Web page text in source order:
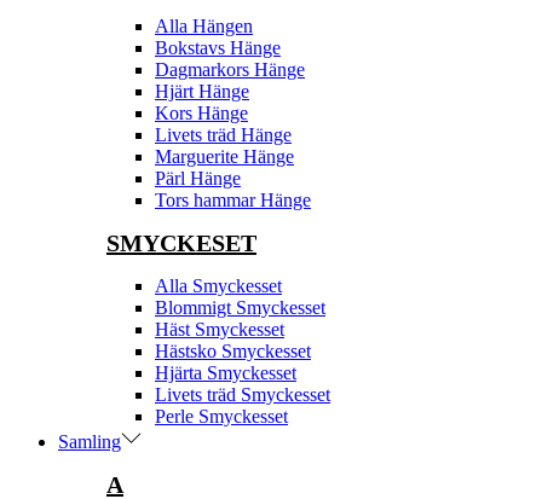
Alla Hängen
Bokstavs Hänge
Dagmarkors Hänge
Hjärt Hänge
Kors Hänge
Livets träd Hänge
Marguerite Hänge
Pärl Hänge
Tors hammar Hänge
SMYCKESET
Alla Smyckesset
Blommigt Smyckesset
Häst Smyckesset
Hästsko Smyckesset
Hjärta Smyckesset
Livets träd Smyckesset
Perle Smyckesset
Samling
A